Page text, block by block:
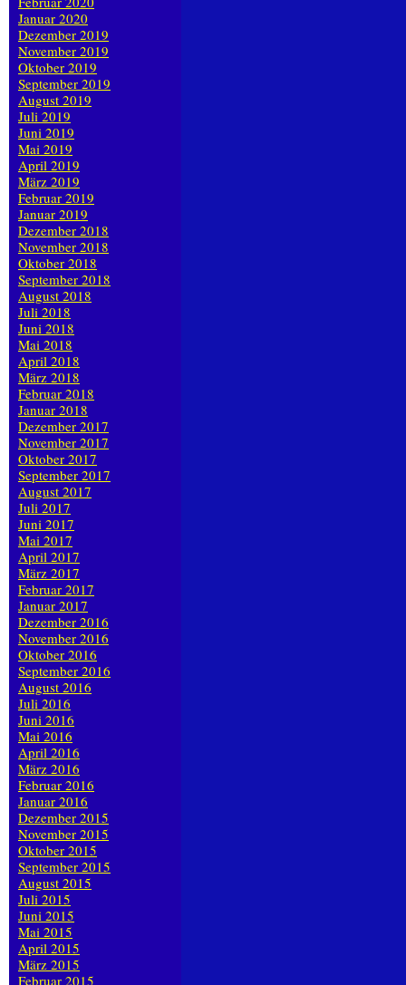
Januar 2020
Dezember 2019
November 2019
Oktober 2019
September 2019
August 2019
Juli 2019
Juni 2019
Mai 2019
April 2019
März 2019
Februar 2019
Januar 2019
Dezember 2018
November 2018
Oktober 2018
September 2018
August 2018
Juli 2018
Juni 2018
Mai 2018
April 2018
März 2018
Februar 2018
Januar 2018
Dezember 2017
November 2017
Oktober 2017
September 2017
August 2017
Juli 2017
Juni 2017
Mai 2017
April 2017
März 2017
Februar 2017
Januar 2017
Dezember 2016
November 2016
Oktober 2016
September 2016
August 2016
Juli 2016
Juni 2016
Mai 2016
April 2016
März 2016
Februar 2016
Januar 2016
Dezember 2015
November 2015
Oktober 2015
September 2015
August 2015
Juli 2015
Juni 2015
Mai 2015
April 2015
März 2015
Februar 2015